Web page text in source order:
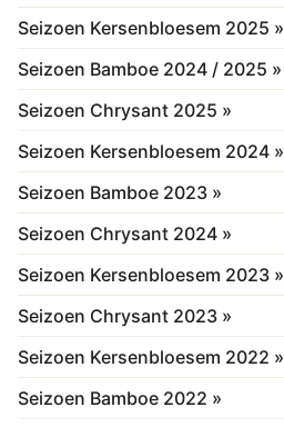
Seizoen Kersenbloesem 2025 »
Seizoen Bamboe 2024 / 2025 »
Seizoen Chrysant 2025 »
Seizoen Kersenbloesem 2024 »
Seizoen Bamboe 2023 »
Seizoen Chrysant 2024 »
Seizoen Kersenbloesem 2023 »
Seizoen Chrysant 2023 »
Seizoen Kersenbloesem 2022 »
Seizoen Bamboe 2022 »